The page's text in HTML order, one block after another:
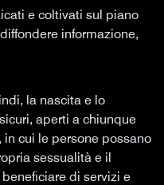
e coltivati sul piano
informazione,
la nascita e lo
aperti a chiunque
cui le persone possano
sessualità e il
di servizi e